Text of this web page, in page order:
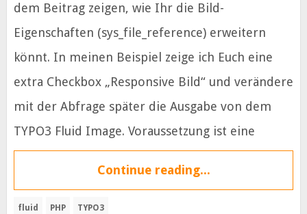
dem Beitrag zeigen, wie Ihr die Bild-
Eigenschaften (sys_file_reference) erweitern
könnt. In meinen Beispiel zeige ich Euch eine
extra Checkbox „Responsive Bild“ und verändere
mit der Abfrage später die Ausgabe von dem
TYPO3 Fluid Image. Voraussetzung ist eine
Continue reading...
fluid PHP TYPO3